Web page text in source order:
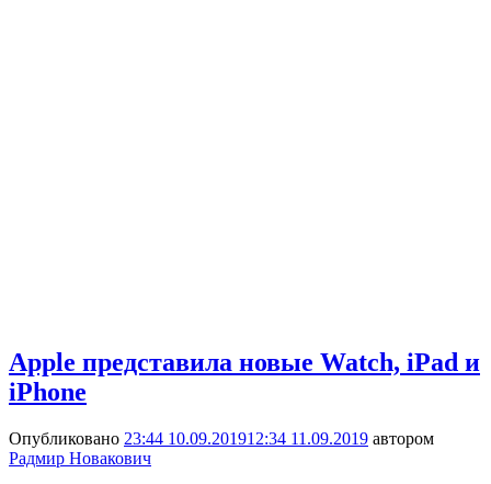
Apple представила новые Watch, iPad и
iPhone
Опубликовано 23:44 10.09.201912:34 11.09.2019 автором
Радмир Новакович